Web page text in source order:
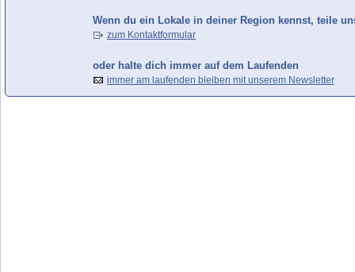
Wenn du ein Lokale in deiner Region kennst, teile
zum Kontaktformular
oder halte dich immer auf dem Laufenden
immer am laufenden bleiben mit unserem Newsletter